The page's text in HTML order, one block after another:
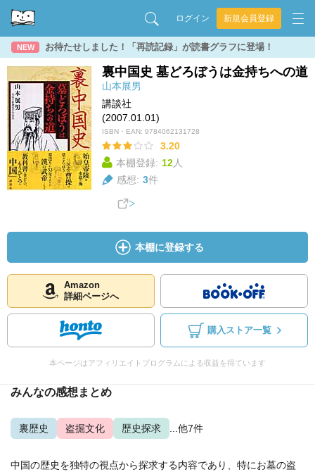
ログイン 新規会員登録
NEW お待たせしました！「再読記録」が読書グラフに登場！
裏中国史 墓どろぼうは金持ちへの道
山本展男
講談社
(2007.01.01)
ISBN・EAN: 9784062131728
3.20
本棚登録: 12人
感想: 3件
本棚に登録する
Amazon
詳細ページへ
購入ストア一覧
本ページはアフィリエイトプログラムによる収益を得ています
みんなの感想まとめ
裏歴史 盗掘文化 歴史探求 ...他7件
中国の歴史を独特の視点から探求する内容であり、特にお墓の盗